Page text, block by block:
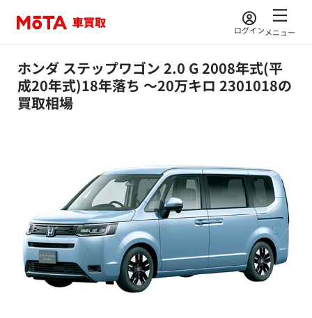
ログインメニュー
ホンダ ステップワゴン 2.0 G 2008年式(平
成20年式)18年落ち ～20万キロ 2301018の
買取相場